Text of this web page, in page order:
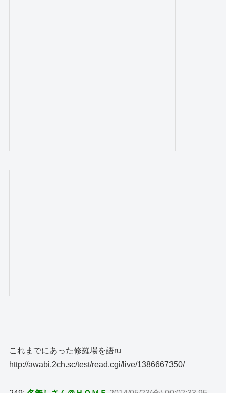
これまでにあった修羅場を語ru
http://awabi.2ch.sc/test/read.cgi/live/1386667350/